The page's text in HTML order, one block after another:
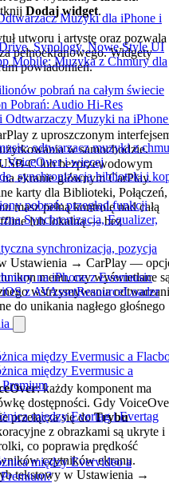
Muzyki dla iPhone i
Synology, Nowe Style UI
Mobile: Muzyka z Chmury dla
pobrań na całym świecie
Pobrań: Audio Hi-Res
Odtwarzaczy Muzyki na
odtwarzacz muzyki z
VoiceOver i więcej
synchronizacja biblioteki i
pobrań: przegląd funkcji
Synchronizacja, Equalizer,
synchronizacja, pozycja
na iPhone z Evermusic
z AVAssetResourceLoader
między Evermusic a
między Evermusic a
między Evertag i Evertag
między Evervideo a
Dodaj widget.
utworu i artystę oraz pozwala
pełnoekranowego. Widgety
powiadomień.
z uproszczonym
w samochodzie.
C lub bezprzewodowym
ekranie głównym CarPlay.
karty dla Biblioteki, Połączeń,
masz pełną kontrolę nad całą
lub lokalną — bez
w Ustawienia → CarPlay —
ikon menu, czy wyświetlane
wstrzymywania
do unikania nagłego głośnego
: każdy komponent ma
dostępności. Gdy
przełącza się doTrybu
z obrazkami są ukryte i
co poprawia prędkość
czytników ekranu.
tekstowy w Ustawienia →